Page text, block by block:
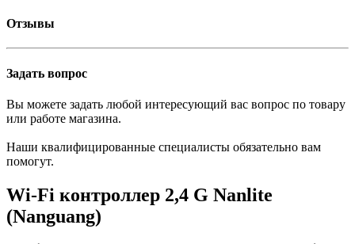
Отзывы
Задать вопрос
Вы можете задать любой интересующий вас вопрос по товару
или работе магазина.
Наши квалифицированные специалисты обязательно вам
помогут.
Wi-Fi контроллер 2,4 G Nanlite
(Nanguang)